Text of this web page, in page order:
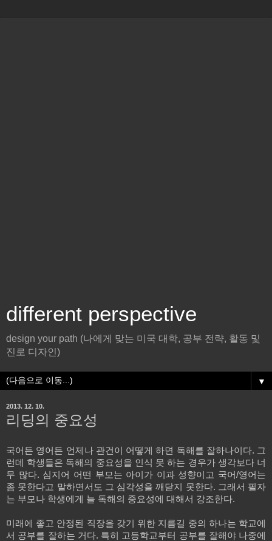
different perspective
design your path (나에게 맞는 미국 대학, 공부 전략, 활동 및
진로 디자인)
▼
2013. 12. 10.
리딩의 중요성
국어든 영어든 언제나 관건이 어떻게 하면 독해를 잘하나이다. 그
런데 학생들은 독해의 중요성을 인식 못 하는 경우가 생각보다 너
무 많다. 심지어 어떤 부모는 아이가 이과 성향이고 국어/영어는
좀 못한다고 말하면서도 그 심각성을 깨닫지 못한다. 그래서 필자
는 부모나 학생에게 늘 독해의 중요성에 대해서 강조한다.
미래에 좋고 안정된 직장을 갖기 위한 지름길 중의 하나는 학교에
서 공부를 잘하는 거다. 특히 고등학교부터 공부를 잘해야 나중에